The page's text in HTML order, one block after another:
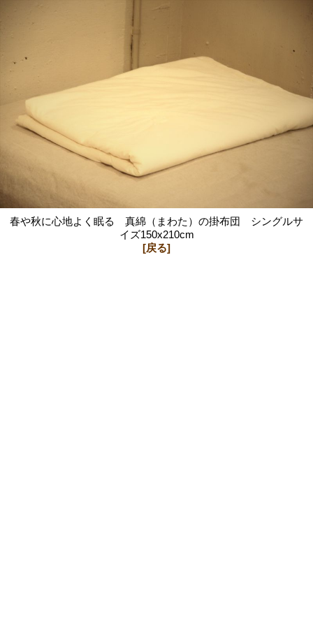
春や秋に心地よく眠る 真綿（まわた）の掛布団 シングルサ
イズ150x210cm
[戻る]